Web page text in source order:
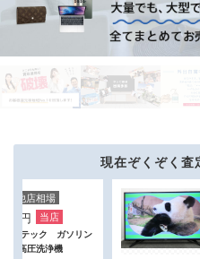
現在ぞくぞく査
8,000 他店相
10,000円
Hisense ハイセ
イビジョンLED